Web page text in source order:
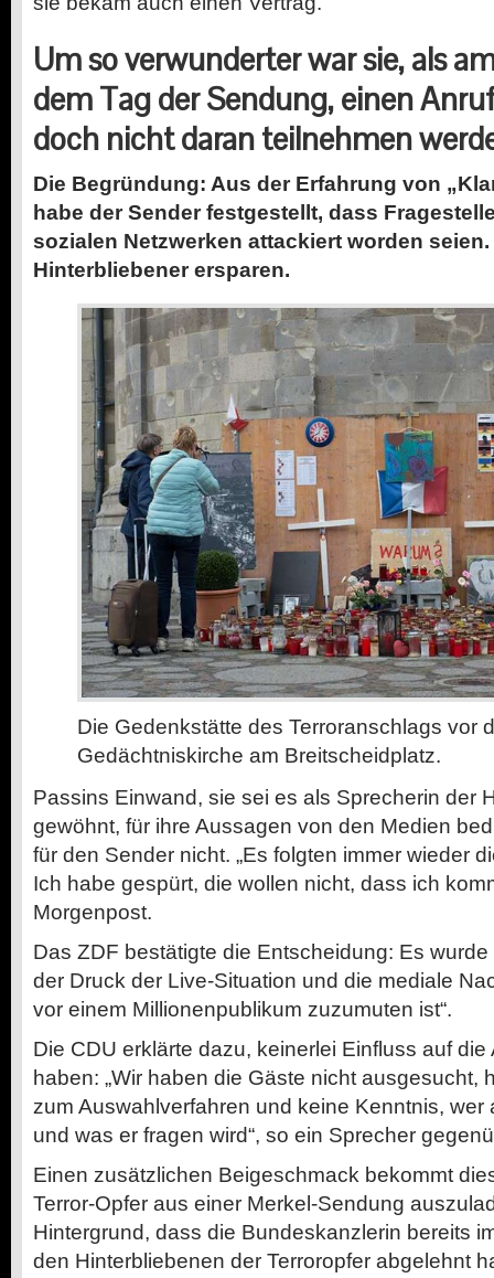
Um so verwunderter war sie, als
dem Tag der Sendung, einen
doch nicht daran teilnehmen
Die Begründung: Aus der Erfahrung von
habe der Sender festgestellt, dass
sozialen Netzwerken attackiert worden
Hinterbliebener ersparen.
Die Gedenkstätte des Terroranschlags vor
Gedächtniskirche am Breitscheidplatz.
Passins Einwand, sie sei es als Sprecherin der
gewöhnt, für ihre Aussagen von den Medien
für den Sender nicht. „Es folgten immer wieder
Ich habe gespürt, die wollen nicht, dass ich
Morgenpost.
Das ZDF bestätigte die Entscheidung: Es wurde
der Druck der Live-Situation und die mediale
vor einem Millionenpublikum zuzumuten ist“.
Die CDU erklärte dazu, keinerlei Einfluss auf
haben: „Wir haben die Gäste nicht ausgesucht,
zum Auswahlverfahren und keine Kenntnis, wer
und was er fragen wird“, so ein Sprecher
Einen zusätzlichen Beigeschmack bekommt
Terror-Opfer aus einer Merkel-Sendung
Hintergrund, dass die Bundeskanzlerin bereits
den Hinterbliebenen der Terroropfer abgelehnt